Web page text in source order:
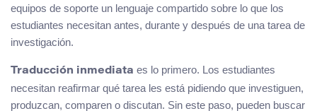
equipos de soporte un lenguaje compartido sobre lo que los
estudiantes necesitan antes, durante y después de una tarea de
investigación.
Traducción inmediata es lo primero. Los estudiantes
necesitan reafirmar qué tarea les está pidiendo que investiguen,
produzcan, comparen o discutan. Sin este paso, pueden buscar